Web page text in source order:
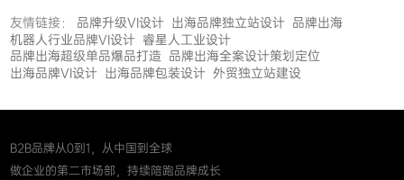
友情链接： 品牌升级VI设计 出海品牌独立站设计 品牌出海
机器人行业品牌VI设计 睿星人工业设计
品牌出海超级单品爆品打造 品牌出海全案设计策划定位
出海品牌VI设计 出海品牌包装设计 外贸独立站建设
B2B品牌从0到1，从中国到全球
做企业的第二市场部，持续陪跑品牌成长